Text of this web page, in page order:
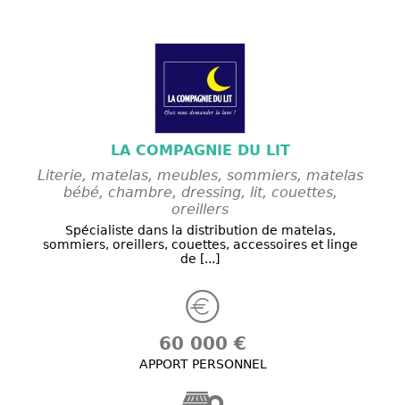
LA COMPAGNIE DU LIT
Literie, matelas, meubles, sommiers, matelas
bébé, chambre, dressing, lit, couettes,
oreillers
Spécialiste dans la distribution de matelas,
sommiers, oreillers, couettes, accessoires et linge
de [...]
60 000 €
APPORT PERSONNEL